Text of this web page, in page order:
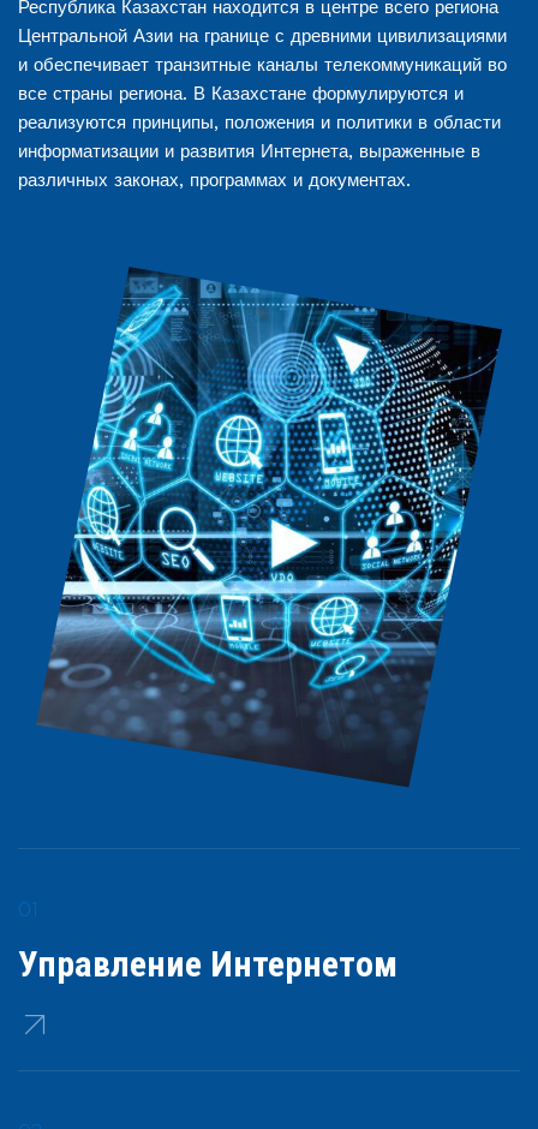
Республика Казахстан находится в центре всего региона
Центральной Азии на границе с древними цивилизациями
и обеспечивает транзитные каналы телекоммуникаций во
все страны региона. В Казахстане формулируются и
реализуются принципы, положения и политики в области
информатизации и развития Интернета, выраженные в
различных законах, программах и документах.
Управление Интернетом